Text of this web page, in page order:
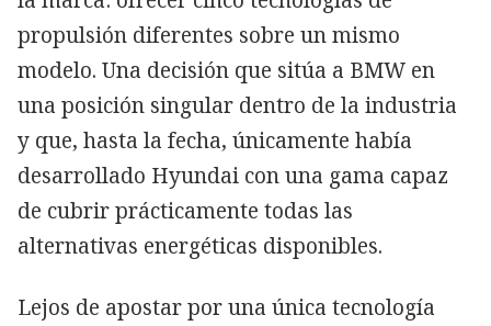
propulsión diferentes sobre un mismo
modelo. Una decisión que sitúa a BMW en
una posición singular dentro de la industria
y que, hasta la fecha, únicamente había
desarrollado Hyundai con una gama capaz
de cubrir prácticamente todas las
alternativas energéticas disponibles.
Lejos de apostar por una única tecnología